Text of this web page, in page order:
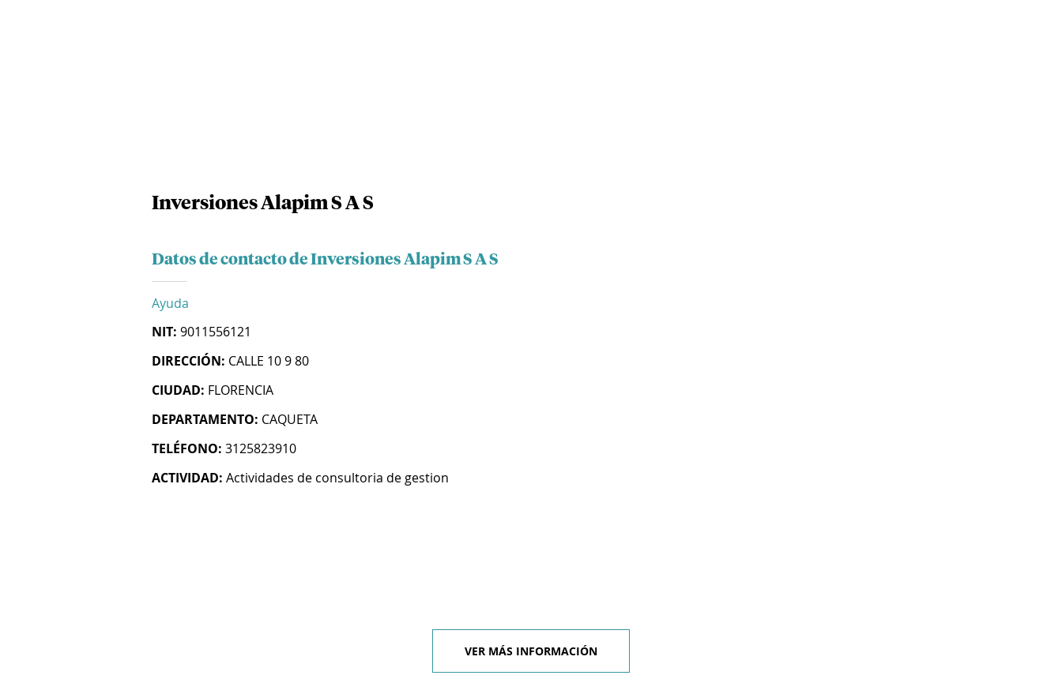
Inversiones Alapim S A S
Datos de contacto de Inversiones Alapim S A S
Ayuda
NIT: 9011556121
DIRECCIÓN: CALLE 10 9 80
CIUDAD: FLORENCIA
DEPARTAMENTO: CAQUETA
TELÉFONO: 3125823910
ACTIVIDAD: Actividades de consultoria de gestion
VER MÁS INFORMACIÓN